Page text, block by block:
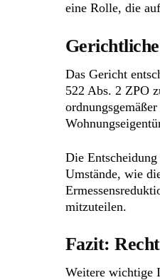
eine Rolle, die
Das Gericht
522 Abs. 2 ZPO
Die
Umstände, wie
mitzuteilen.
Fazit:
Weitere wichtige